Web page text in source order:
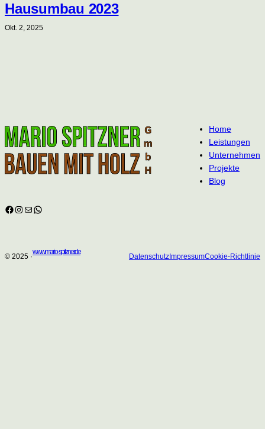
Hausumbau 2023
Okt. 2, 2025
Home
Leistungen
Unternehmen
Projekte
Blog
Facebook
Instagram
E-MailWhatsApp
© 2025 ·
www.mario-spitzner.de
DatenschutzImpressumCookie-Richtlinie